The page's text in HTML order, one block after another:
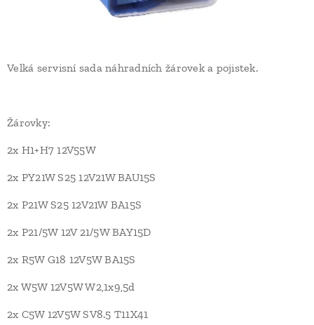
Velká servisní sada náhradních žárovek a pojistek.
Žárovky:
2x H1+H7 12V55W
2x PY21W S25 12V21W BAU15S
2x P21W S25 12V21W BA15S
2x P21/5W 12V 21/5W BAY15D
2x R5W G18 12V5W BA15S
2x W5W 12V5W W2,1x9,5d
2x C5W 12V5W SV8.5 T11X41